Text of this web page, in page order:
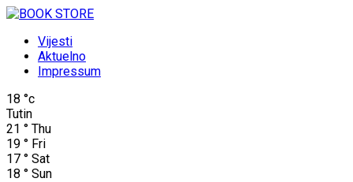
Vijesti
Aktuelno
Impressum
18 °c
Tutin
21 ° Thu
19 ° Fri
17 ° Sat
18 ° Sun